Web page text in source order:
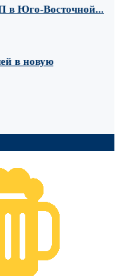
в Юго-Восточной...
в новую